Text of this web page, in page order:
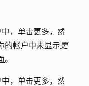
中，单击更多，然
的帐户中未显示更
。
中，单击更多，然